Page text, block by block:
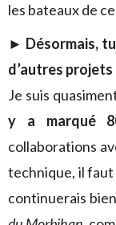
les bateaux de
► Désormais,
d’autres projets
Je suis
y a marqué
collaborations
technique, il faut
continuerais